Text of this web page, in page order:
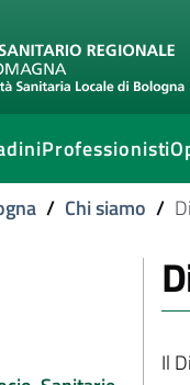
Professionisti
/ Chi siamo /
Il